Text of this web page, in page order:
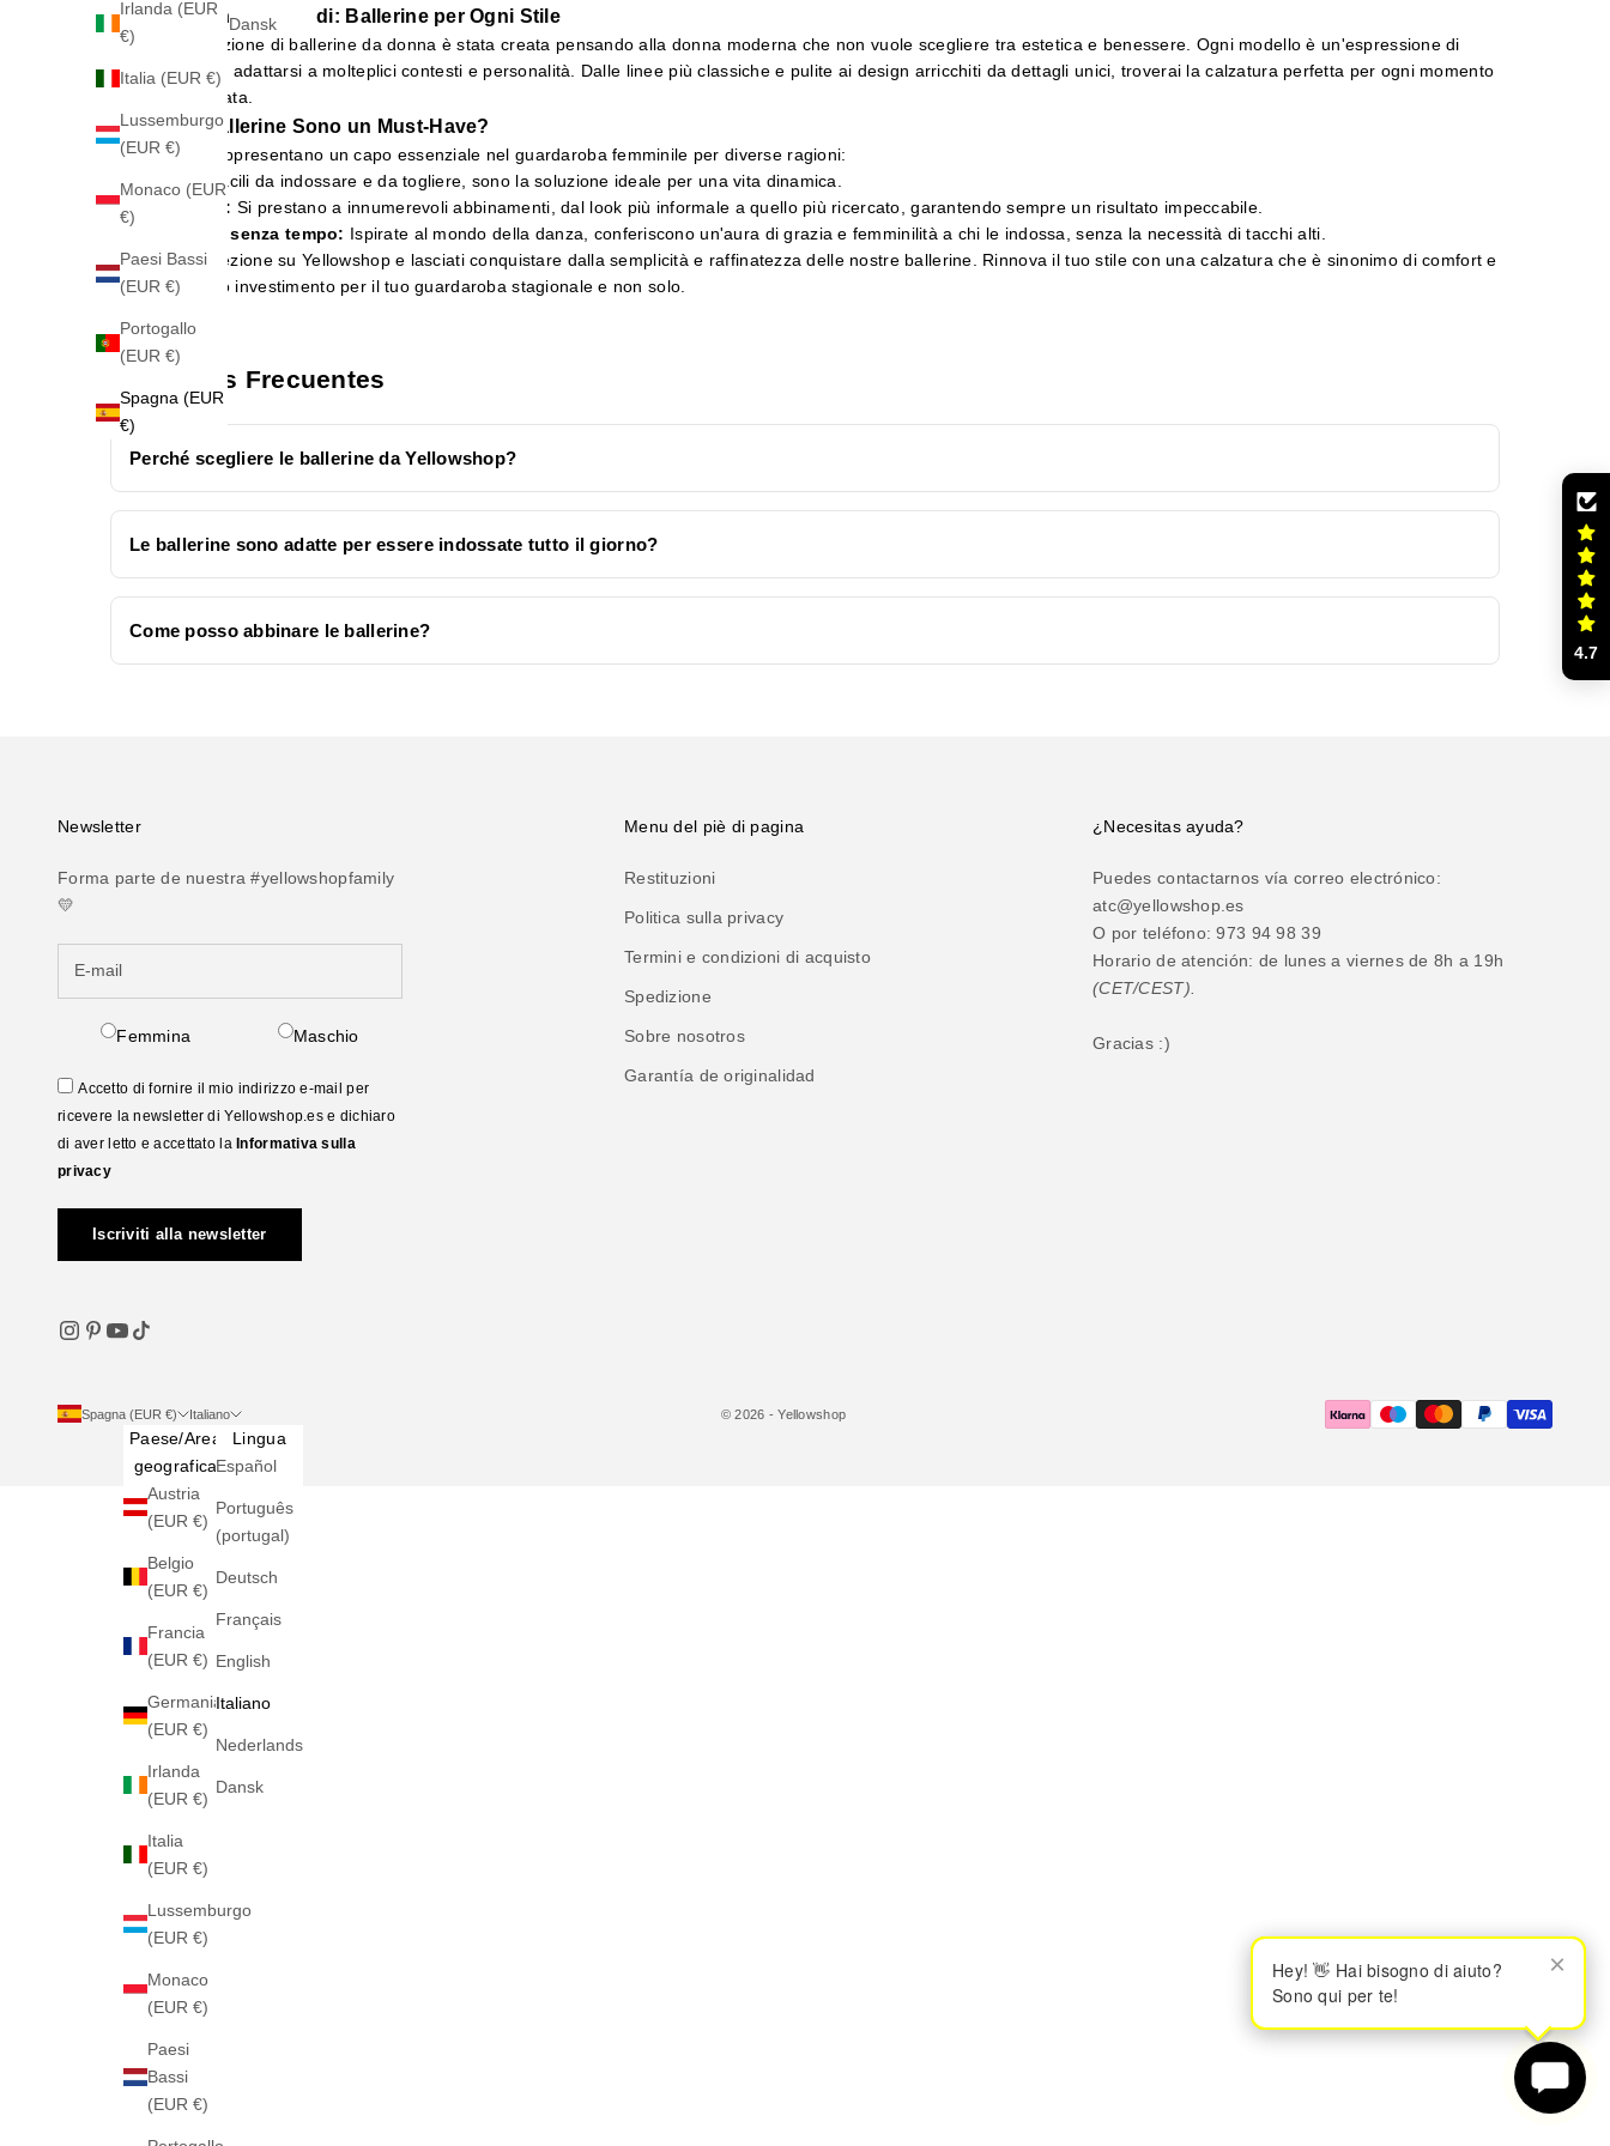
Irlanda (EUR
€)
Italia (EUR €)
Lussemburgo
(EUR €)
Monaco (EUR
€)
Paesi Bassi
(EUR €)
Portogallo
(EUR €)
Spagna (EUR
€)
Dansk
L'Eleganza ai Tuoi Piedi: Ballerine per Ogni Stile
La nostra selezione di ballerine da donna è stata creata pensando alla donna moderna che non vuole scegliere tra estetica e benessere. Ogni modello è un'espressione di
stile, capace di adattarsi a molteplici contesti e personalità. Dalle linee più classiche e pulite ai design arricchiti da dettagli unici, troverai la calzatura perfetta per ogni momento
della tua giornata.
Perché le Ballerine Sono un Must-Have?
Le ballerine rappresentano un capo essenziale nel guardaroba femminile per diverse ragioni:
Praticità:Facili da indossare e da togliere, sono la soluzione ideale per una vita dinamica.
Adattabilità: Si prestano a innumerevoli abbinamenti, dal look più informale a quello più ricercato, garantendo sempre un risultato impeccabile.
Femminilità senza tempo: Ispirate al mondo della danza, conferiscono un'aura di grazia e femminilità a chi le indossa, senza la necessità di tacchi alti.
Esplora la collezione su Yellowshop e lasciati conquistare dalla semplicità e raffinatezza delle nostre ballerine. Rinnova il tuo stile con una calzatura che è sinonimo di comfort e
classe, un vero investimento per il tuo guardaroba stagionale e non solo.
Preguntas Frecuentes
Perché scegliere le ballerine da Yellowshop?
Le ballerine sono adatte per essere indossate tutto il giorno?
Come posso abbinare le ballerine?
Newsletter
Forma parte de nuestra #yellowshopfamily
💛
Femmina Maschio
Accetto di fornire il mio indirizzo e-mail per
ricevere la newsletter di Yellowshop.es e dichiaro
di aver letto e accettato laInformativa sulla
privacy
Iscriviti alla newsletter
Menu del piè di pagina
Restituzioni
Politica sulla privacy
Termini e condizioni di acquisto
Spedizione
Sobre nosotros
Garantía de originalidad
¿Necesitas ayuda?
Puedes contactarnos vía correo electrónico:
atc@yellowshop.es
O por teléfono: 973 94 98 39
Horario de atención: de lunes a viernes de 8h a 19h
(CET/CEST).
Gracias :)
Spagna (EUR €)
Paese/Area
geografica
Austria
(EUR €)
Belgio
(EUR €)
Francia
(EUR €)
Germania
(EUR €)
Irlanda
(EUR €)
Italia
(EUR €)
Lussemburgo
(EUR €)
Monaco
(EUR €)
Paesi
Bassi
(EUR €)
Italiano
Lingua
Español
Português
(portugal)
Deutsch
Français
English
Italiano
Nederlands
Dansk
© 2026 - Yellowshop
4.7
Hey! 👋 Hai bisogno di aiuto?
Sono qui per te!
×
Hey! 👋 Hai bisogno di aiuto?
Sono qui per te!
×